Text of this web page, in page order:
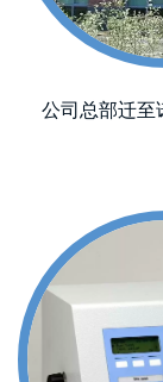
公司总部迁至